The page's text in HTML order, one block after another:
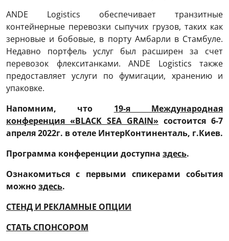
ANDE Logistics обеспечивает транзитные
контейнерные перевозки сыпучих грузов, таких как
зерновые и бобовые, в порту Амбарли в Стамбуле.
Недавно портфель услуг был расширен за счет
перевозок флекситанками. ANDE Logistics также
предоставляет услуги по фумигации, хранению и
упаковке.
Напомним, что 19-я Международная
конференция «BLACK SEA GRAIN» состоится 6-7
апреля 2022г. в отеле ИнтерКонтиненталь, г.Киев.
Программа конференции доступна здесь.
Ознакомиться с первыми спикерами события
можноздесь.
СТЕНД И РЕКЛАМНЫЕ ОПЦИИ
СТАТЬ СПОНСОРОМ